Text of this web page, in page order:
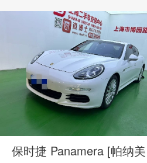
奔驰 GLA级 1.6T 双离合 动